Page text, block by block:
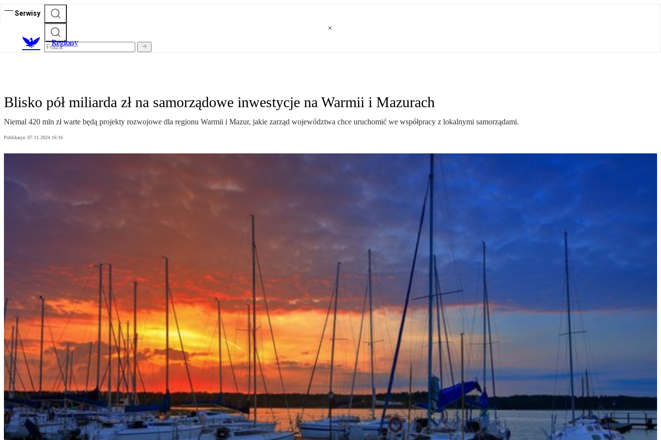
Serwisy
Regiony
Blisko pół miliarda zł na samorządowe inwestycje na Warmii i Mazurach
Niemal 420 mln zł warte będą projekty rozwojowe dla regionu Warmii i Mazur, jakie zarząd województwa chce uruchomić we współpracy z lokalnymi samorządami.
Publikacja: 07.11.2024 16:16